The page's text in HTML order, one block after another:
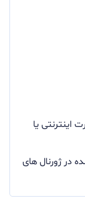
اینترنتی یا
در ژورنال های